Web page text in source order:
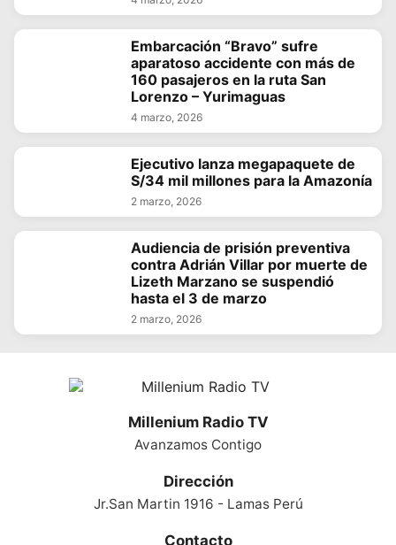
Embarcación “Bravo” sufre
aparatoso accidente con más de
160 pasajeros en la ruta San
Lorenzo – Yurimaguas
4 marzo, 2026
Ejecutivo lanza megapaquete de
S/34 mil millones para la Amazonía
2 marzo, 2026
Audiencia de prisión preventiva
contra Adrián Villar por muerte de
Lizeth Marzano se suspendió
hasta el 3 de marzo
2 marzo, 2026
Millenium Radio TV
Avanzamos Contigo
Dirección
Jr.San Martin 1916 - Lamas Perú
Contacto